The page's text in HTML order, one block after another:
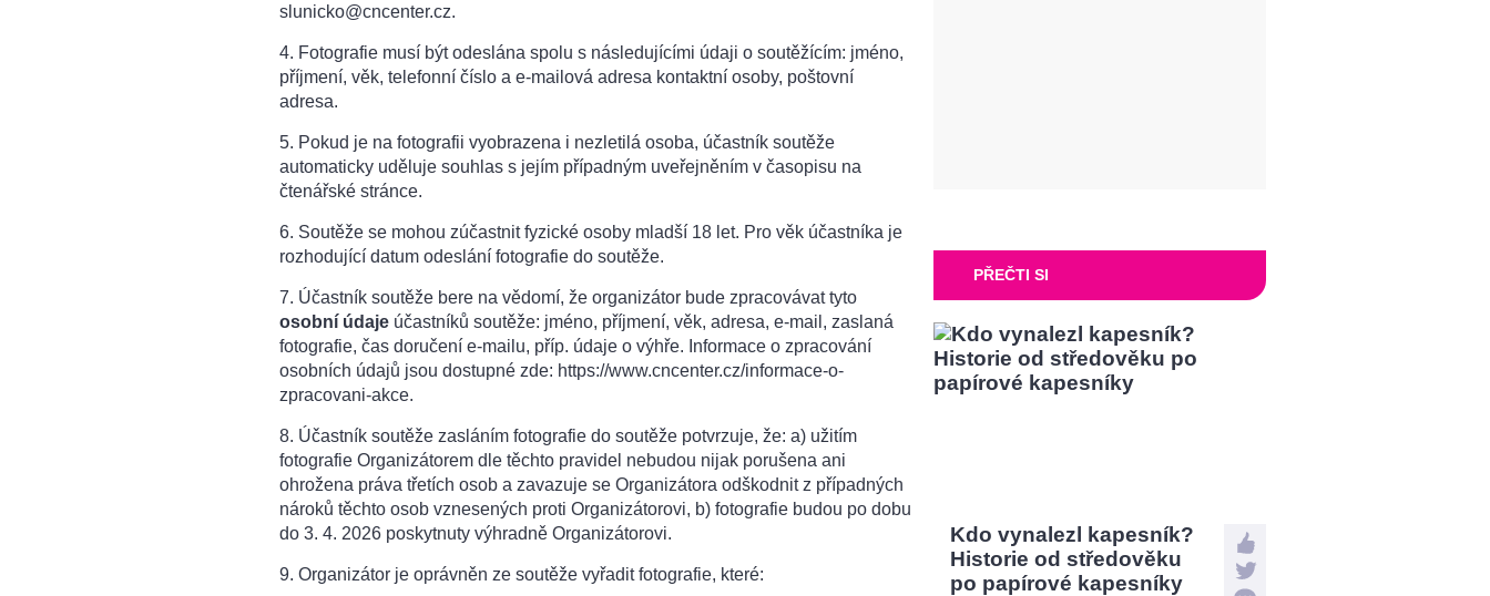
slunicko@cncenter.cz.
4. Fotografie musí být odeslána spolu s následujícími údaji o soutěžícím: jméno,
příjmení, věk, telefonní číslo a e-mailová adresa kontaktní osoby, poštovní
adresa.
5. Pokud je na fotografii vyobrazena i nezletilá osoba, účastník soutěže
automaticky uděluje souhlas s jejím případným uveřejněním v časopisu na
čtenářské stránce.
6. Soutěže se mohou zúčastnit fyzické osoby mladší 18 let. Pro věk účastníka je
rozhodující datum odeslání fotografie do soutěže.
7. Účastník soutěže bere na vědomí, že organizátor bude zpracovávat tyto
osobní údaje účastníků soutěže: jméno, příjmení, věk, adresa, e-mail, zaslaná
fotografie, čas doručení e-mailu, příp. údaje o výhře. Informace o zpracování
osobních údajů jsou dostupné zde: https://www.cncenter.cz/informace-o-
zpracovani-akce.
8. Účastník soutěže zasláním fotografie do soutěže potvrzuje, že: a) užitím
fotografie Organizátorem dle těchto pravidel nebudou nijak porušena ani
ohrožena práva třetích osob a zavazuje se Organizátora odškodnit z případných
nároků těchto osob vznesených proti Organizátorovi, b) fotografie budou po dobu
do 3. 4. 2026 poskytnuty výhradně Organizátorovi.
9. Organizátor je oprávněn ze soutěže vyřadit fotografie, které:
PŘEČTI SI
Kdo vynalezl kapesník?
Historie od středověku
po papírové kapesníky